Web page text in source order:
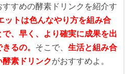
すすめの酵素ドリンクを紹介す
ットは色んなやり方を組み合
で、早く、より確実に成果を出
るの。 そこで、 生活と組み合
素ドリンクがおすすめよ。